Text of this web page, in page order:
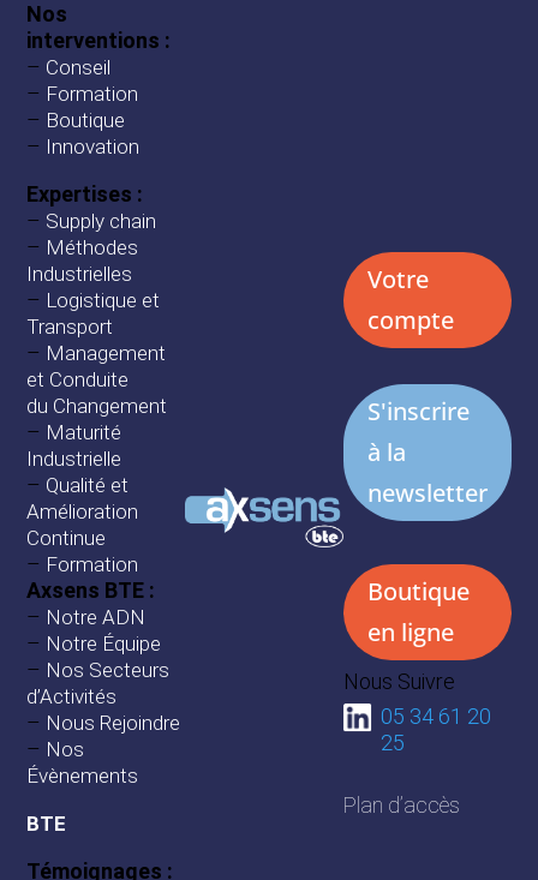
Nos
interventions :
– Conseil
– Formation
– Boutique
– Innovation
Expertises :
– Supply chain
– Méthodes
Industrielles
– Logistique et
Transport
– Management
et Conduite
du Changement
– Maturité
Industrielle
– Qualité et
Amélioration
Continue
– Formation
Axsens BTE :
– Notre ADN
– Notre Équipe
– Nos Secteurs
d’Activités
– Nous Rejoindre
– Nos
Évènements
BTE
Témoignages :
Votre
compte
S'inscrire
à la
newsletter
Boutique
en ligne
Nous Suivre
05 34 61 20
25
Plan d’accès